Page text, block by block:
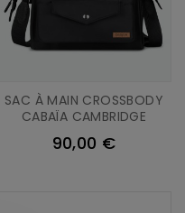
SAC À MAIN CROSSBODY
CABAÏA CAMBRIDGE
90,00 €